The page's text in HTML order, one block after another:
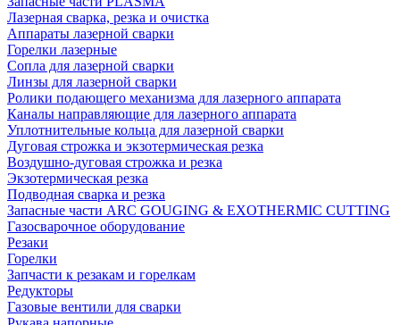
Лазерная сварка, резка и очистка
Аппараты лазерной сварки
Горелки лазерные
Сопла для лазерной сварки
Линзы для лазерной сварки
Ролики подающего механизма для лазерного аппарата
Каналы направляющие для лазерного аппарата
Уплотнительные кольца для лазерной сварки
Дуговая строжка и экзотермическая резка
Воздушно-дуговая строжка и резка
Экзотермическая резка
Подводная сварка и резка
Запасные части ARC GOUGING & EXOTHERMIC CUTTING
Газосварочное оборудование
Резаки
Горелки
Запчасти к резакам и горелкам
Редукторы
Газовые вентили для сварки